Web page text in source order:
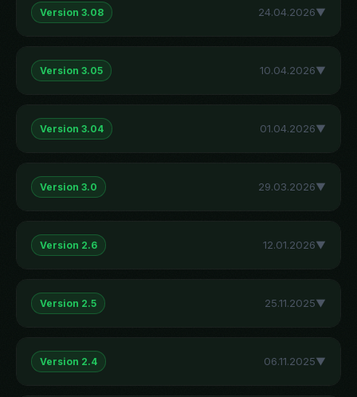
Version 3.08 24.04.2026▼
Version 3.05 10.04.2026▼
Version 3.04 01.04.2026▼
Version 3.0 29.03.2026▼
Version 2.6 12.01.2026▼
Version 2.5 25.11.2025▼
Version 2.4 06.11.2025▼